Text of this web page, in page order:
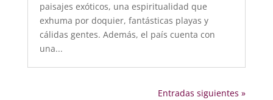
paisajes exóticos, una espiritualidad que
exhuma por doquier, fantásticas playas y
cálidas gentes. Además, el país cuenta con
una...
Entradas siguientes »